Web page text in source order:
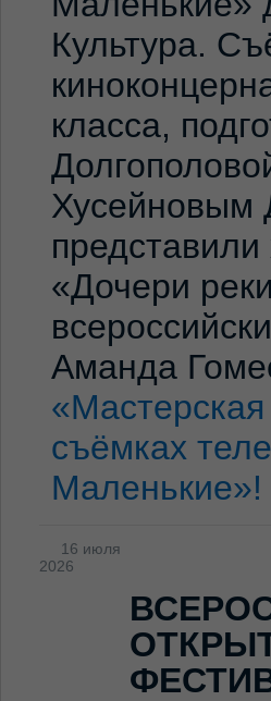
Культура.
класса,
Хусейновым
«Дочери
Аманда
съёмках
Маленькие»!
16 июля
2026